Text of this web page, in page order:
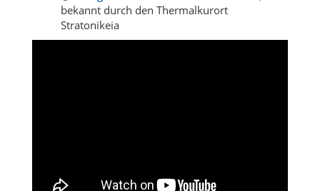
bekannt durch den Thermalkurort
Stratonikeia